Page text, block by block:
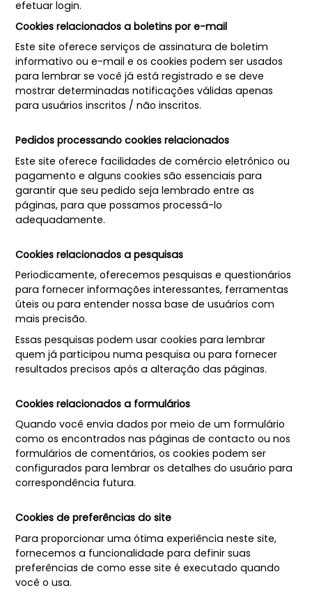
efetuar login.
Cookies relacionados a boletins por e-mail
Este site oferece serviços de assinatura de boletim
informativo ou e-mail e os cookies podem ser usados ​​
para lembrar se você já está registrado e se deve
mostrar determinadas notificações válidas apenas
para usuários inscritos / não inscritos.
Pedidos processando cookies relacionados
Este site oferece facilidades de comércio eletrônico ou
pagamento e alguns cookies são essenciais para
garantir que seu pedido seja lembrado entre as
páginas, para que possamos processá-lo
adequadamente.
Cookies relacionados a pesquisas
Periodicamente, oferecemos pesquisas e questionários
para fornecer informações interessantes, ferramentas
úteis ou para entender nossa base de usuários com
mais precisão.
Essas pesquisas podem usar cookies para lembrar
quem já participou numa pesquisa ou para fornecer
resultados precisos após a alteração das páginas.
Cookies relacionados a formulários
Quando você envia dados por meio de um formulário
como os encontrados nas páginas de contacto ou nos
formulários de comentários, os cookies podem ser
configurados para lembrar os detalhes do usuário para
correspondência futura.
Cookies de preferências do site
Para proporcionar uma ótima experiência neste site,
fornecemos a funcionalidade para definir suas
preferências de como esse site é executado quando
você o usa.